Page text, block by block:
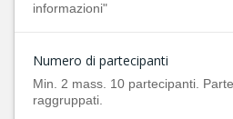
informazioni"
Numero di partecipanti
Min. 2 mass. 10 partecipanti.
raggruppati.